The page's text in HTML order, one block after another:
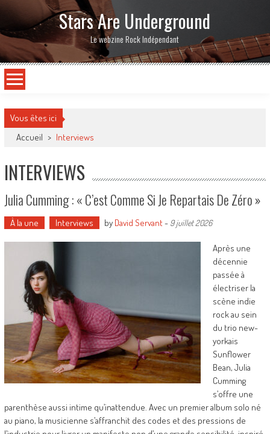
Stars Are Underground
Le webzine Rock Indépendant
Vous êtes ici
Accueil > Interviews
INTERVIEWS
Julia Cumming : « C’est Comme Si Je Repartais De Zéro »
À la une Interviews by David Servant- 9 juillet 2026
Après une
décennie
passée à
électriser la
scène indie
rock au sein
du trio new-
yorkais
Sunflower
Bean, Julia
Cumming
s’offre une
parenthèse aussi intime qu’inattendue. Avec un premier album solo né
au piano, la musicienne s’affranchit des codes et des pressions de